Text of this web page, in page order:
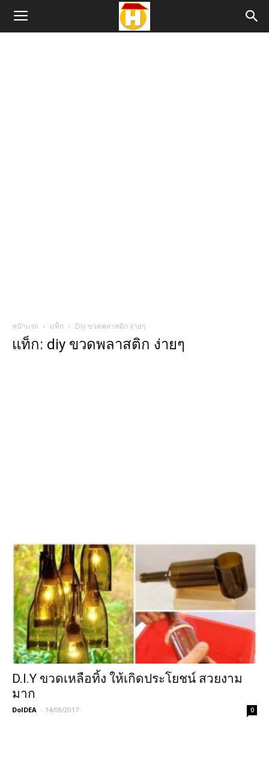
หน้าแรก แท็ก Diy ขวดพลาสติก ง่ายๆ
แท็ก: diy ขวดพลาสติก ง่ายๆ
D.I.Y ขวดเหลือทิ้ง ให้เกิดประโยชน์ สวยงาม
มาก
DoIDEA - 14/08/2017 0